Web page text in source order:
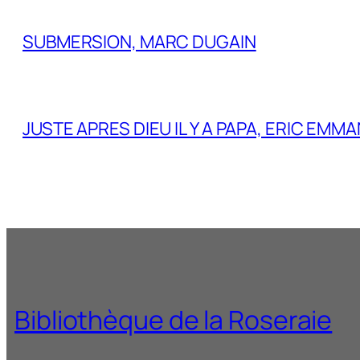
SUBMERSION, MARC DUGAIN
JUSTE APRES DIEU IL Y A PAPA, ERIC
Bibliothèque de la Roseraie